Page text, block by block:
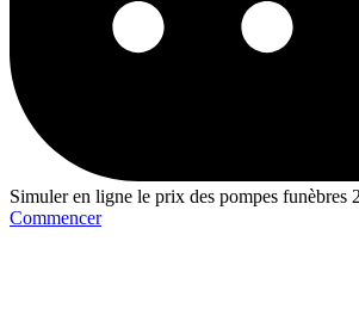
Simuler en ligne le prix des pompes funèbres
Commencer